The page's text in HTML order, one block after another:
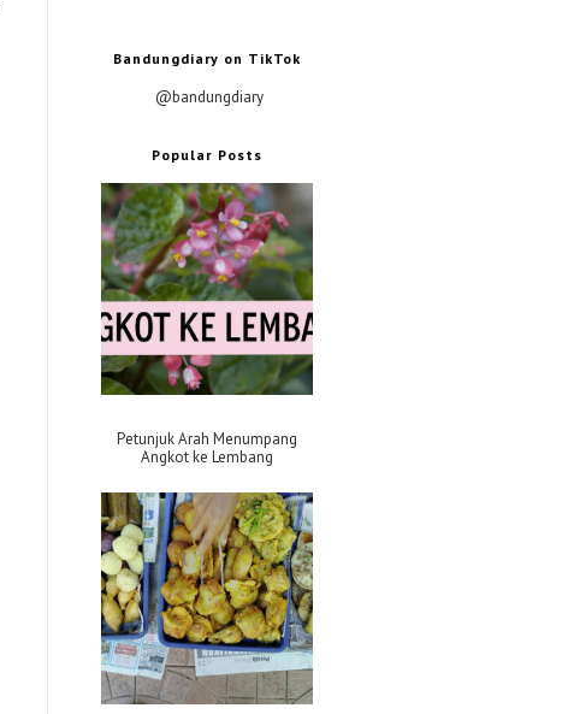
Bandungdiary on TikTok
@bandungdiary
Popular Posts
Petunjuk Arah Menumpang
Angkot ke Lembang